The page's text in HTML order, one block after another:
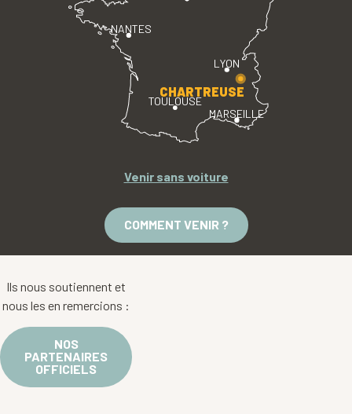
LYON
TOULOUSE
MARSEILLE
NANTES
CHARTREUSE
Venir sans voiture
COMMENT VENIR ?
Ils nous soutiennent et
nous les en remercions :
NOS
PARTENAIRES
OFFICIELS